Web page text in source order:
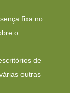
fixa no
o
de
outras